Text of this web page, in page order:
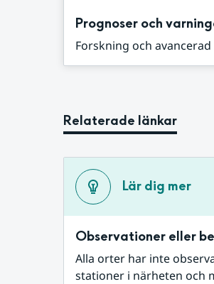
Prognoser och
Forskning och
Relaterade länkar
Lär dig mer
Observationer eller
Alla orter har inte
stationer i närheten och